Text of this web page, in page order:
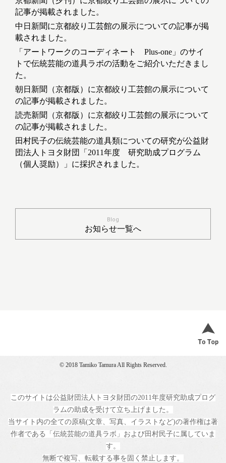
記事が掲載されました。
中日新聞に京都絞り工芸館の展示についての記事が掲
載されました。
「アートワークのコーディネート Plus-one」のサイ
トで伝統芸能の道具ラボの活動をご紹介いただきまし
た。
朝日新聞（京都版）に京都絞り工芸館の展示について
の記事が掲載されました。
読売新聞（京都版）に京都絞り工芸館の展示について
の記事が掲載されました。
田村民子の伝統芸能の道具類についての研究が公益財
団法人トヨタ財団「2011年度 研究助成プログラム
（個人奨励）」に採択されました。
Blog
お知らせ一覧へ
© 2018 Tamiko Tamura All Rights Reserved.
このサイトは公益財団法人トヨタ財団の2011年度研究助成プログ
ラムの助成を受けて立ち上げました。
当サイト内の全ての原稿(文章、写真、イラストなど)の著作権は著
作者である「伝統芸能の道具ラボ」および田村民子に属していま
す。
無断で複写、転載する事を固く禁止します。